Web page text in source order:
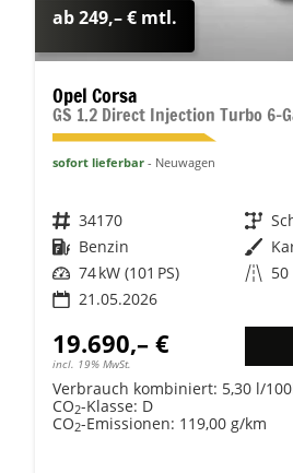
ab 249,– € mtl.
Opel Corsa
GS 1.2 Direct Injection Turbo 6-
sofort lieferbar Neuwagen
Fahrzeugnr. 34170 Getriebe
Kraftstoff Benzin Außenfarbe
Leistung 74 kW (101 PS) Kilometerstand 50
21.05.2026
19.690,– €
incl. 19% MwSt.
Verbrauch kombiniert: 5,30 l/
CO2-Klasse: D
CO2-Emissionen: 119,00 g/km